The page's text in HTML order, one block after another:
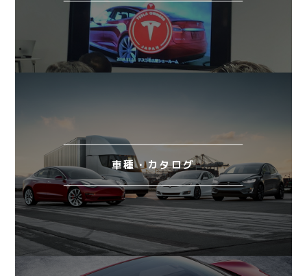
車種・カタログ